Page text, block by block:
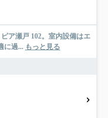
ア瀬戸 102。室内設備はエ
に過... もっと見る